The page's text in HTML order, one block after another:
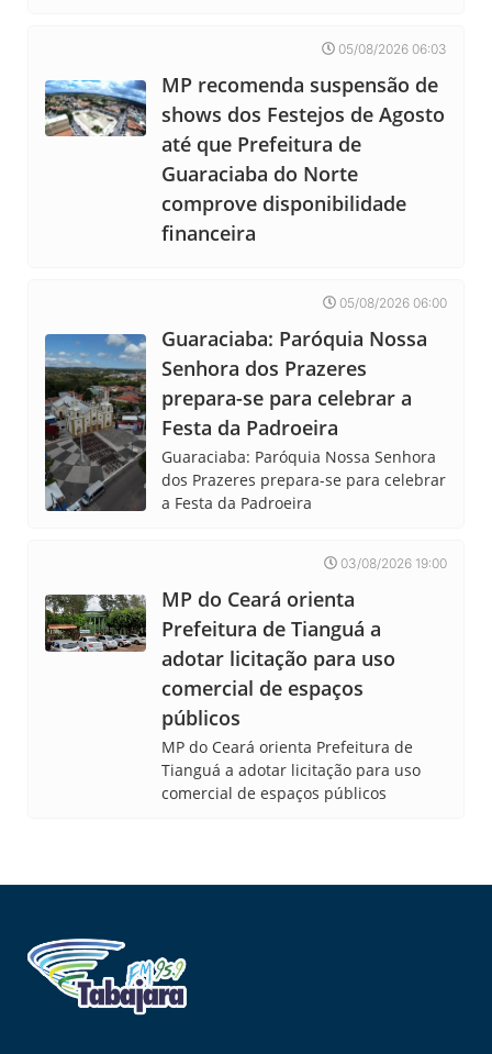
05/08/2026 06:03
MP recomenda suspensão de
shows dos Festejos de Agosto
até que Prefeitura de
Guaraciaba do Norte
comprove disponibilidade
financeira
05/08/2026 06:00
Guaraciaba: Paróquia Nossa
Senhora dos Prazeres
prepara-se para celebrar a
Festa da Padroeira
Guaraciaba: Paróquia Nossa Senhora
dos Prazeres prepara-se para celebrar
a Festa da Padroeira
03/08/2026 19:00
MP do Ceará orienta
Prefeitura de Tianguá a
adotar licitação para uso
comercial de espaços
públicos
MP do Ceará orienta Prefeitura de
Tianguá a adotar licitação para uso
comercial de espaços públicos